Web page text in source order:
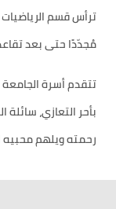
ترأس قسم
مُجدّدًا حتى بعد
تتقدم أسرة الجامعة
بأحر التعازي،
رحمته ويلهم محبيه